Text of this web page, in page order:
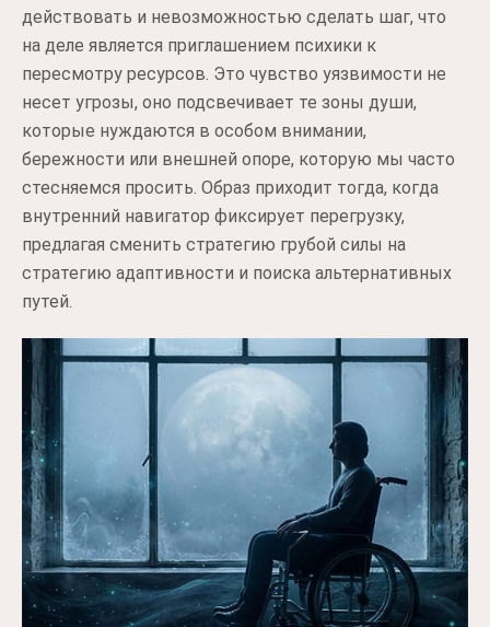
действовать и невозможностью сделать шаг, что
на деле является приглашением психики к
пересмотру ресурсов. Это чувство уязвимости не
несет угрозы, оно подсвечивает те зоны души,
которые нуждаются в особом внимании,
бережности или внешней опоре, которую мы часто
стесняемся просить. Образ приходит тогда, когда
внутренний навигатор фиксирует перегрузку,
предлагая сменить стратегию грубой силы на
стратегию адаптивности и поиска альтернативных
путей.